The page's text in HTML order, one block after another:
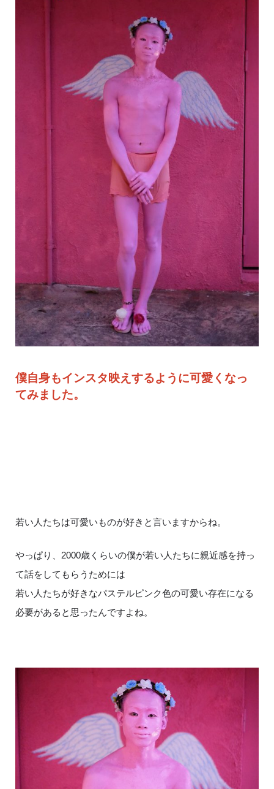
僕自身もインスタ映えするように可愛くなっ
てみました。
若い人たちは可愛いものが好きと言いますからね。
やっぱり、2000歳くらいの僕が若い人たちに親近感を持っ
て話をしてもらうためには
若い人たちが好きなパステルピンク色の可愛い存在になる
必要があると思ったんですよね。